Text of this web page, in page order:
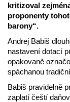
kritizoval
proponenty
barony“.
Andrej Babiš
nastavení dotací
opakovaně
spáchanou
Babiš pravidelně
zaplatí čeští